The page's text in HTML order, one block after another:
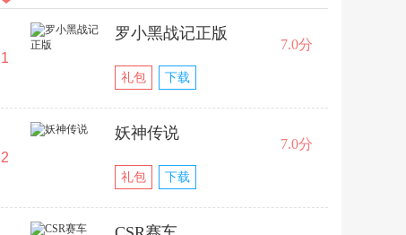
1
罗小黑战记正版
礼包 下载
7.0分
2
妖神传说
礼包 下载
7.0分